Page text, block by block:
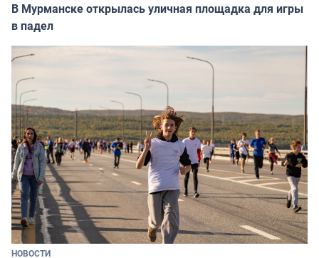
В Мурманске открылась уличная площадка для игры
в падел
НОВОСТИ